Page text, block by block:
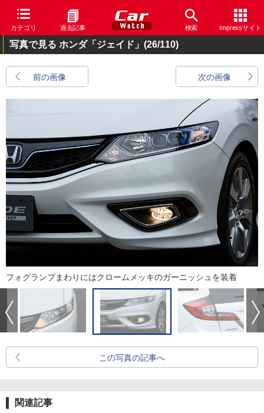
カテゴリ 過去記事 検索 Impressサイト
写真で見る ホンダ「ジェイド」 (26/110)
前の画像 次の画像
フォグランプまわりにはクロームメッキのガーニッシュを装着
この写真の記事へ
関連記事